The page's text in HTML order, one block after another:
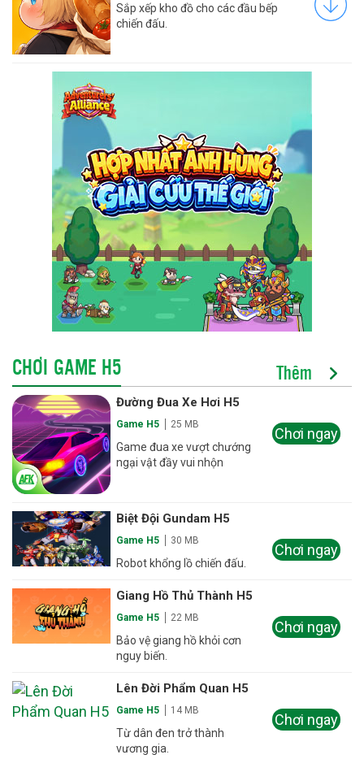
Sắp xếp kho đồ cho các đầu bếp
chiến đấu.
CHƠI GAME H5 Thêm
Đường Đua Xe Hơi H5
Game H5 25 MB
Game đua xe vượt chướng
ngại vật đầy vui nhộn
Chơi ngay
Biệt Đội Gundam H5
Game H5 30 MB
Robot khổng lồ chiến đấu.
Chơi ngay
Giang Hồ Thủ Thành H5
Game H5 22 MB
Bảo vệ giang hồ khỏi cơn
nguy biến.
Chơi ngay
Lên Đời Phẩm Quan H5
Game H5 14 MB
Từ dân đen trở thành
vương gia.
Chơi ngay